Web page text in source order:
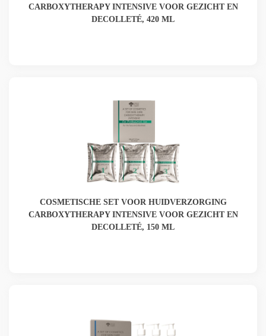
CARBOXYTHERAPY INTENSIVE VOOR GEZICHT EN
DECOLLETÉ, 420 ML
COSMETISCHE SET VOOR HUIDVERZORGING
CARBOXYTHERAPY INTENSIVE VOOR GEZICHT EN
DECOLLETÉ, 150 ML